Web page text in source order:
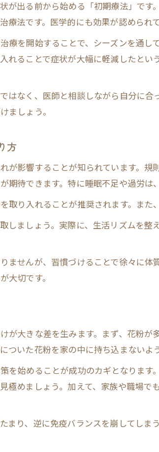
花粉症対策としての食事の基
花粉症と腸内環境を整えるた
花粉症予防に向けた食事とヨ
花粉症が軽くなる生活改善の極意
花粉症が軽くなった体験談か
花粉症予防に役立つ運動と適
室内の花粉対策で快適な毎日を守る
花粉症予防のための掃除と
花粉症対策で避けたい室内の
が出る前から始める「初期療法」で
法です。医学的にも効果が認められ
療を開始することで、シーズンを通
れることで症状が大幅に軽減したと
はなく、医師と相談しながら自分に
ましょう。
方
が影響することが知られています。
期待できます。特に睡眠不足や過労は
取り入れることが推奨されます。ま
しましょう。実際に、生活リズムを
ませんが、習慣づけることで徐々に
大切です。
が大きな差を生みます。まず、花粉
ついた花粉を家の中に持ち込まないよ
を始めることが成功のカギとなりま
極めましょう。加えて、家族や職場
まり、逆に免疫バランスを崩してし